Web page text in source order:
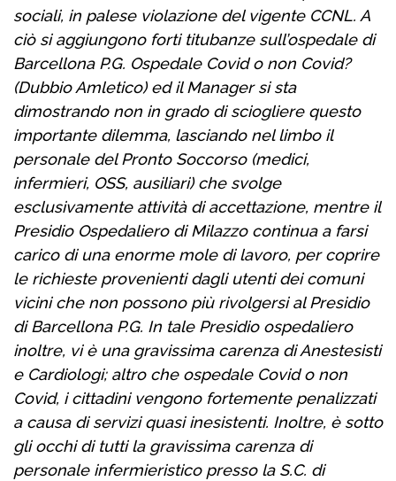
sociali, in palese violazione del vigente CCNL. A
ciò si aggiungono forti titubanze sull’ospedale di
Barcellona P.G. Ospedale Covid o non Covid?
(Dubbio Amletico) ed il Manager si sta
dimostrando non in grado di sciogliere questo
importante dilemma, lasciando nel limbo il
personale del Pronto Soccorso (medici,
infermieri, OSS, ausiliari) che svolge
esclusivamente attività di accettazione, mentre il
Presidio Ospedaliero di Milazzo continua a farsi
carico di una enorme mole di lavoro, per coprire
le richieste provenienti dagli utenti dei comuni
vicini che non possono più rivolgersi al Presidio
di Barcellona P.G. In tale Presidio ospedaliero
inoltre, vi è una gravissima carenza di Anestesisti
e Cardiologi; altro che ospedale Covid o non
Covid, i cittadini vengono fortemente penalizzati
a causa di servizi quasi inesistenti. Inoltre, è sotto
gli occhi di tutti la gravissima carenza di
personale infermieristico presso la S.C. di